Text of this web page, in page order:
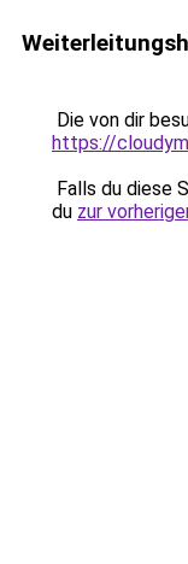
Die von dir
https://
Falls du diese
du zur